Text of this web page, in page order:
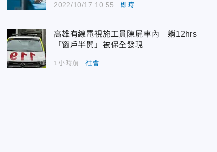
2022/10/17 10:55 即時
高雄有線電視施工員陳屍車內 躺12hrs
「窗戶半開」被保全發現
1小時前 社會